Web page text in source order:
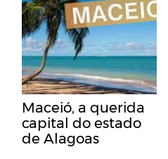
Maceió, a querida
capital do estado
de Alagoas